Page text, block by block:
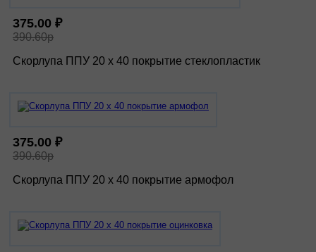
375.00 ₽
390.60р
Скорлупа ППУ 20 х 40 покрытие стеклопластик
375.00 ₽
390.60р
Скорлупа ППУ 20 х 40 покрытие армофол